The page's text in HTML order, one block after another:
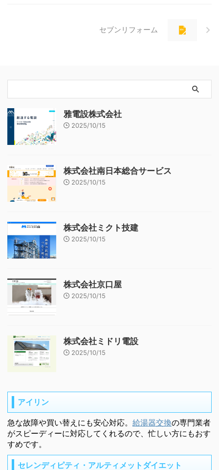
セブンリフォーム
雅電設株式会社
2025/10/15
株式会社南日本総合サービス
2025/10/15
株式会社ミクト技建
2025/10/15
株式会社京口屋
2025/10/15
株式会社ミドリ電設
2025/10/15
アイリン
急な故障や買い替えにも安心対応。 給湯器交換の専門業者
がスピーディーに対応してくれるので、忙しい方にもおす
すめです。
セレンディピティ・アルティメットダイエット